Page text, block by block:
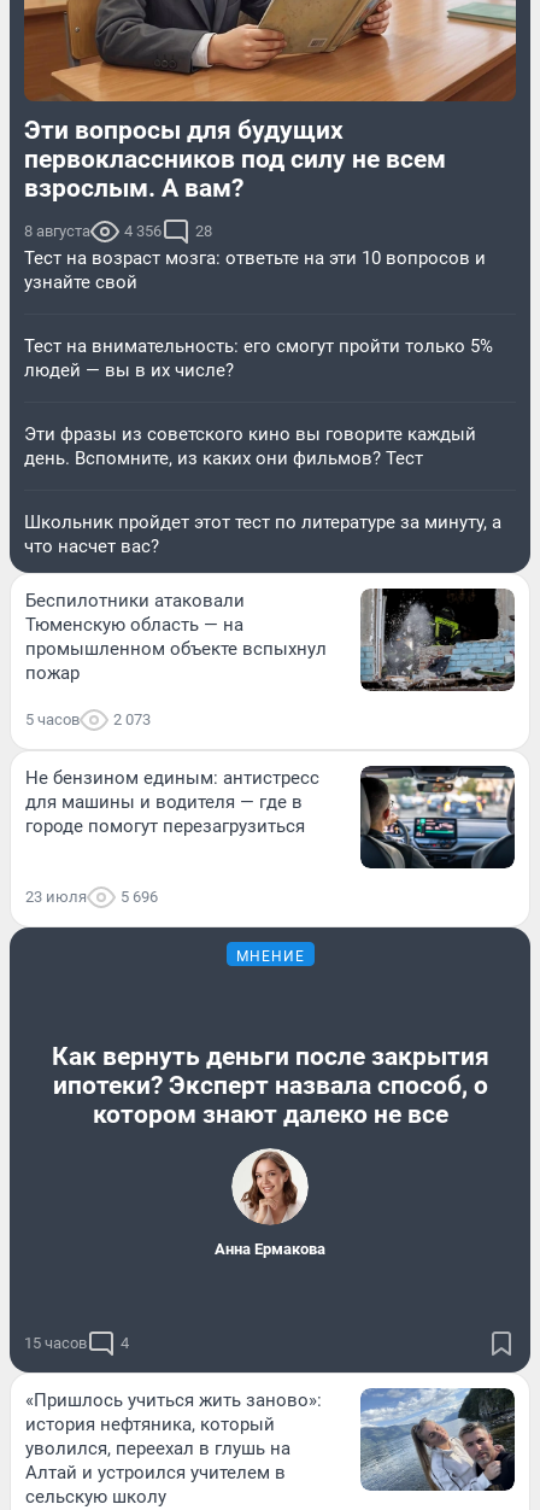
Эти вопросы для будущих
первоклассников под силу не всем
взрослым. А вам?
8 августа 4 356 28
Тест на возраст мозга: ответьте на эти 10 вопросов и
узнайте свой
Тест на внимательность: его смогут пройти только 5%
людей — вы в их числе?
Эти фразы из советского кино вы говорите каждый
день. Вспомните, из каких они фильмов? Тест
Школьник пройдет этот тест по литературе за минуту, а
что насчет вас?
Беспилотники атаковали
Тюменскую область — на
промышленном объекте вспыхнул
пожар
5 часов 2 073
Не бензином единым: антистресс
для машины и водителя — где в
городе помогут перезагрузиться
23 июля 5 696
МНЕНИЕ
Как вернуть деньги после закрытия
ипотеки? Эксперт назвала способ, о
котором знают далеко не все
Анна Ермакова
15 часов 4
«Пришлось учиться жить заново»:
история нефтяника, который
уволился, переехал в глушь на
Алтай и устроился учителем в
сельскую школу